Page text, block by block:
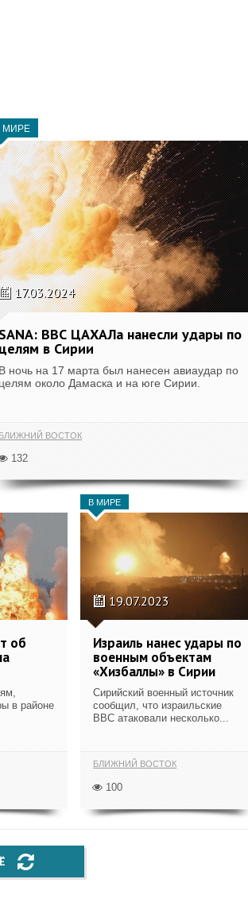
МИРЕ
17.03.2024
SANA: ВВС ЦАХАЛа нанесли удары по
целям в Сирии
В ночь на 17 марта был нанесен авиаудар по
целям около Дамаска и на юге Сирии.
БЛИЖНИЙ ВОСТОК
132
об
в районе
В МИРЕ
19.07.2023
Израиль нанес удары по
военным объектам
«Хизбаллы» в Сирии
Сирийский военный источник
сообщил, что израильские
ВВС атаковали несколько...
БЛИЖНИЙ ВОСТОК
100